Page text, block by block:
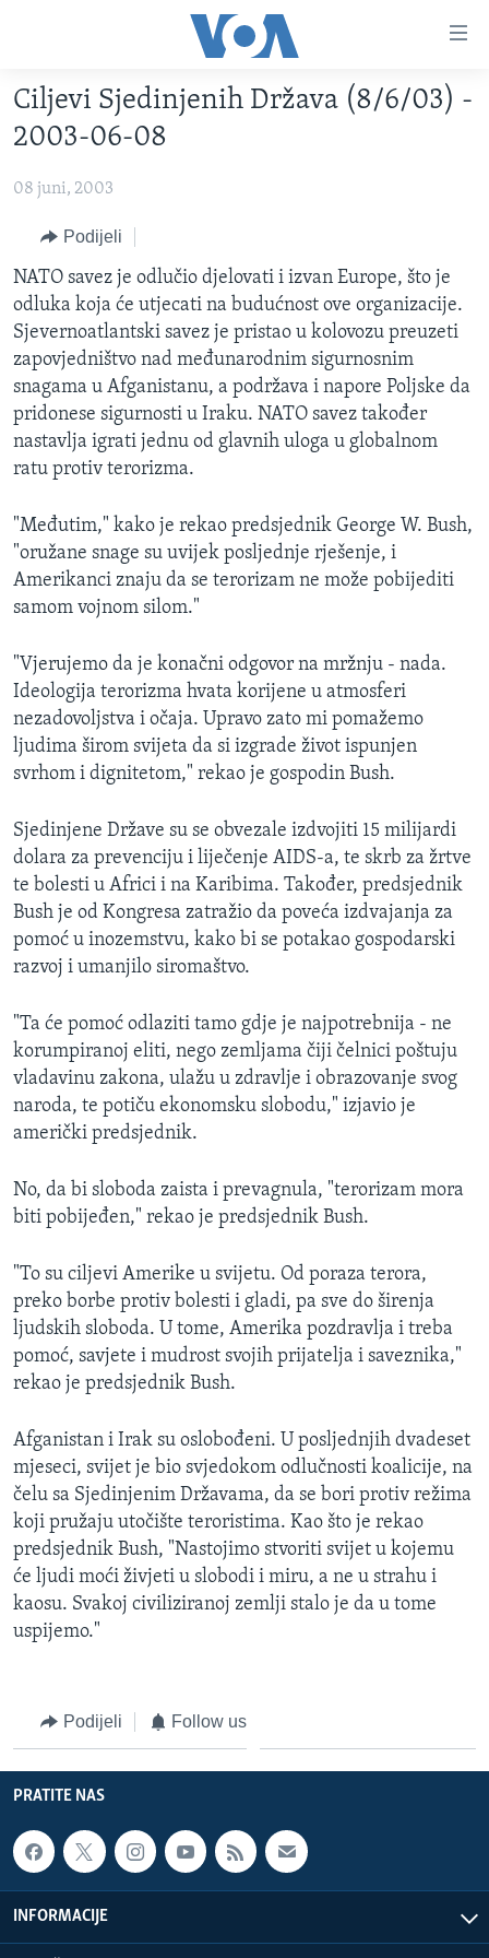
glavni
sadržaj
na
navigaciju
Idi
na
pretragu
TV PROGRAM
FOTOGRAFIJE DANA
VIJESTI
SJEDINJENE AMERIČKE DRŽAVE
BOSNA I HERCEGOVINA
SVIJET
NAUKA I TEHNOLOGIJA
SPECIJALNI PROJEKTI
KORUPCIJA
SLOBODA MEDIJA
ŽENSKA STRANA
IZBJEGLIČKA STRANA
MAGAZIN
O GLASU AMERIKE
Learning English
PRATITE NAS
Jezici
Ciljevi Sjedinjenih Država (8/6/03) -
2003-06-08
08 juni, 2003
Podijeli
NATO savez je odlučio djelovati i izvan Europe, što je
odluka koja će utjecati na budućnost ove organizacije.
Sjevernoatlantski savez je pristao u kolovozu preuzeti
zapovjedništvo nad međunarodnim sigurnosnim
snagama u Afganistanu, a podržava i napore Poljske da
pridonese sigurnosti u Iraku. NATO savez također
nastavlja igrati jednu od glavnih uloga u globalnom
ratu protiv terorizma.
"Međutim," kako je rekao predsjednik George W. Bush,
"oružane snage su uvijek posljednje rješenje, i
Amerikanci znaju da se terorizam ne može pobijediti
samom vojnom silom."
"Vjerujemo da je konačni odgovor na mržnju - nada.
Ideologija terorizma hvata korijene u atmosferi
nezadovoljstva i očaja. Upravo zato mi pomažemo
ljudima širom svijeta da si izgrade život ispunjen
svrhom i dignitetom," rekao je gospodin Bush.
Sjedinjene Države su se obvezale izdvojiti 15 milijardi
dolara za prevenciju i liječenje AIDS-a, te skrb za žrtve
te bolesti u Africi i na Karibima. Također, predsjednik
Bush je od Kongresa zatražio da poveća izdvajanja za
pomoć u inozemstvu, kako bi se potakao gospodarski
razvoj i umanjilo siromaštvo.
"Ta će pomoć odlaziti tamo gdje je najpotrebnija - ne
korumpiranoj eliti, nego zemljama čiji čelnici poštuju
vladavinu zakona, ulažu u zdravlje i obrazovanje svog
naroda, te potiču ekonomsku slobodu," izjavio je
američki predsjednik.
No, da bi sloboda zaista i prevagnula, "terorizam mora
biti pobijeđen," rekao je predsjednik Bush.
"To su ciljevi Amerike u svijetu. Od poraza terora,
preko borbe protiv bolesti i gladi, pa sve do širenja
ljudskih sloboda. U tome, Amerika pozdravlja i treba
pomoć, savjete i mudrost svojih prijatelja i saveznika,"
rekao je predsjednik Bush.
Afganistan i Irak su oslobođeni. U posljednjih dvadeset
mjeseci, svijet je bio svjedokom odlučnosti koalicije, na
čelu sa Sjedinjenim Državama, da se bori protiv režima
koji pružaju utočište teroristima. Kao što je rekao
predsjednik Bush, "Nastojimo stvoriti svijet u kojemu
će ljudi moći živjeti u slobodi i miru, a ne u strahu i
kaosu. Svakoj civiliziranoj zemlji stalo je da u tome
uspijemo."
Podijeli Follow us
PRATITE NAS
INFORMACIJE